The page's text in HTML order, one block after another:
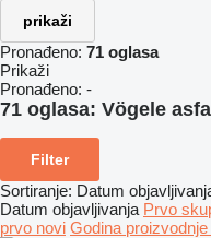
prikaži
Pronađeno: 71 oglasa
Prikaži
Pronađeno: -
71 oglasa: Vögele
Filter
Sortiranje: Datum
Datum objavljivanja Prvo
prvo novi Godina